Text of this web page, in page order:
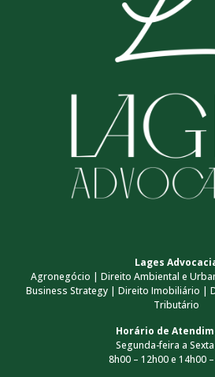
Lages
Agronegócio | Direito Ambiental e
Business Strategy | Direito Imobiliário |
Tributário
Horário de
Segunda-feira a
8h00 – 12h00 e 14h00